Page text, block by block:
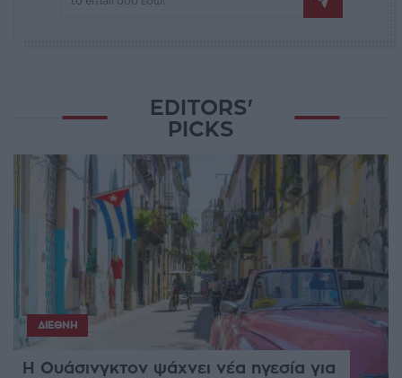
EDITORS'
PICKS
ΔΙΕΘΝΉ
Η Ουάσινγκτον ψάχνει νέα ηγεσία για